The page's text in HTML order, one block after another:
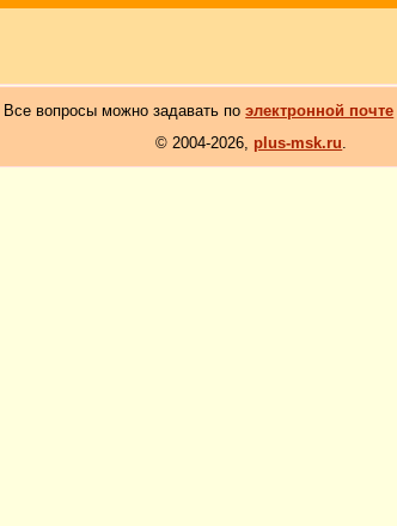
Все вопросы можно задавать поэлектронной почте
© 2004-2026, plus-msk.ru.